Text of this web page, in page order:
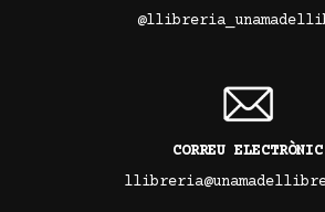
CORREU ELECTRÒNIC